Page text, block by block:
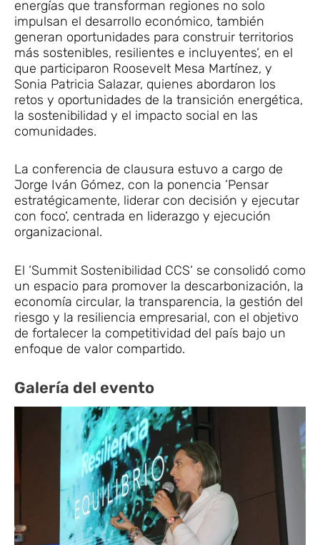
energías que transforman regiones no solo
impulsan el desarrollo económico, también
generan oportunidades para construir territorios
más sostenibles, resilientes e incluyentes‘, en el
que participaron Roosevelt Mesa Martínez, y
Sonia Patricia Salazar, quienes abordaron los
retos y oportunidades de la transición energética,
la sostenibilidad y el impacto social en las
comunidades.
La conferencia de clausura estuvo a cargo de
Jorge Iván Gómez, con la ponencia ‘Pensar
estratégicamente, liderar con decisión y ejecutar
con foco‘, centrada en liderazgo y ejecución
organizacional.
El ‘Summit Sostenibilidad CCS‘ se consolidó como
un espacio para promover la descarbonización, la
economía circular, la transparencia, la gestión del
riesgo y la resiliencia empresarial, con el objetivo
de fortalecer la competitividad del país bajo un
enfoque de valor compartido.
Galería del evento